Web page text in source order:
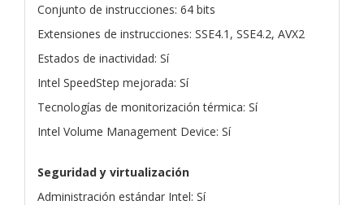
Conjunto de instrucciones: 64 bits
Extensiones de instrucciones: SSE4.1, SSE4.2, AVX2
Estados de inactividad: Sí
Intel SpeedStep mejorada: Sí
Tecnologías de monitorización térmica: Sí
Intel Volume Management Device: Sí
Seguridad y virtualización
Administración estándar Intel: Sí